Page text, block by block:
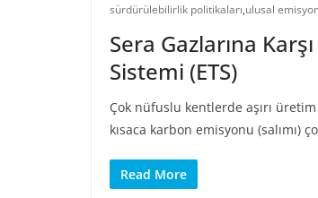
sürdürülebilirlik politikaları,ulusal
Sera Gazlarına
Sistemi (ETS)
Çok nüfuslu kentlerde aşırı
kısaca karbon emisyonu (salımı)
Read More